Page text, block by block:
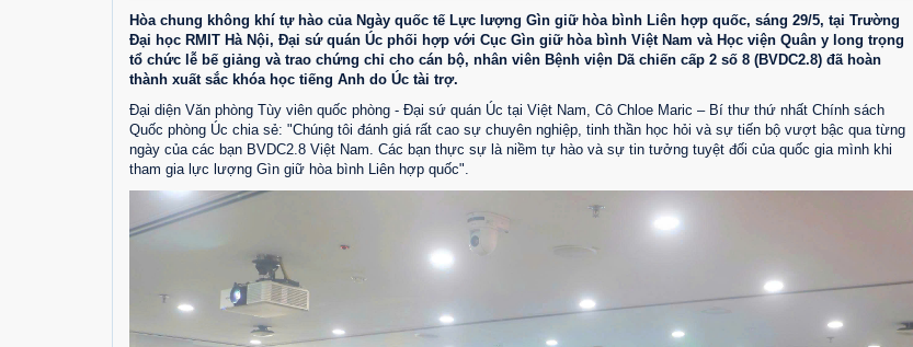
Hòa chung không khí tự hào của Ngày quốc tế Lực lượng Gìn giữ hòa bình Liên hợp quốc, sáng 29/5, tại Trường
Đại học RMIT Hà Nội, Đại sứ quán Úc phối hợp với Cục Gìn giữ hòa bình Việt Nam và Học viện Quân y long trọng
tổ chức lễ bế giảng và trao chứng chỉ cho cán bộ, nhân viên Bệnh viện Dã chiến cấp 2 số 8 (BVDC2.8) đã hoàn
thành xuất sắc khóa học tiếng Anh do Úc tài trợ.
Đại diện Văn phòng Tùy viên quốc phòng - Đại sứ quán Úc tại Việt Nam, Cô Chloe Maric – Bí thư thứ nhất Chính sách
Quốc phòng Úc chia sẻ: "Chúng tôi đánh giá rất cao sự chuyên nghiệp, tinh thần học hỏi và sự tiến bộ vượt bậc qua từng
ngày của các bạn BVDC2.8 Việt Nam. Các bạn thực sự là niềm tự hào và sự tin tưởng tuyệt đối của quốc gia mình khi
tham gia lực lượng Gìn giữ hòa bình Liên hợp quốc".